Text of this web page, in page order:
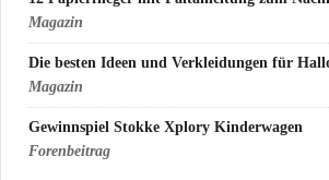
Magazin
Die besten Ideen und Verkleidungen für
Magazin
Gewinnspiel Stokke Xplory Kinderwagen
Forenbeitrag